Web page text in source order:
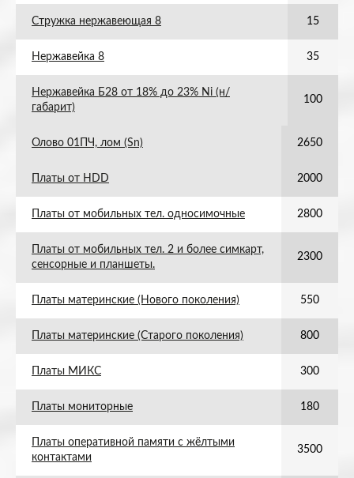
Стружка нержавеющая 8 15
Нержавейка 8 35
Нержавейка Б28 от 18% до 23% Ni (н/
габарит)
100
Олово 01ПЧ, лом (Sn) 2650
Платы от HDD 2000
Платы от мобильных тел. односимочные 2800
Платы от мобильных тел. 2 и более симкарт,
сенсорные и планшеты.
2300
Платы материнские (Нового поколения) 550
Платы материнские (Старого поколения) 800
Платы МИКС 300
Платы мониторные 180
Платы оперативной памяти с жёлтыми
контактами
3500